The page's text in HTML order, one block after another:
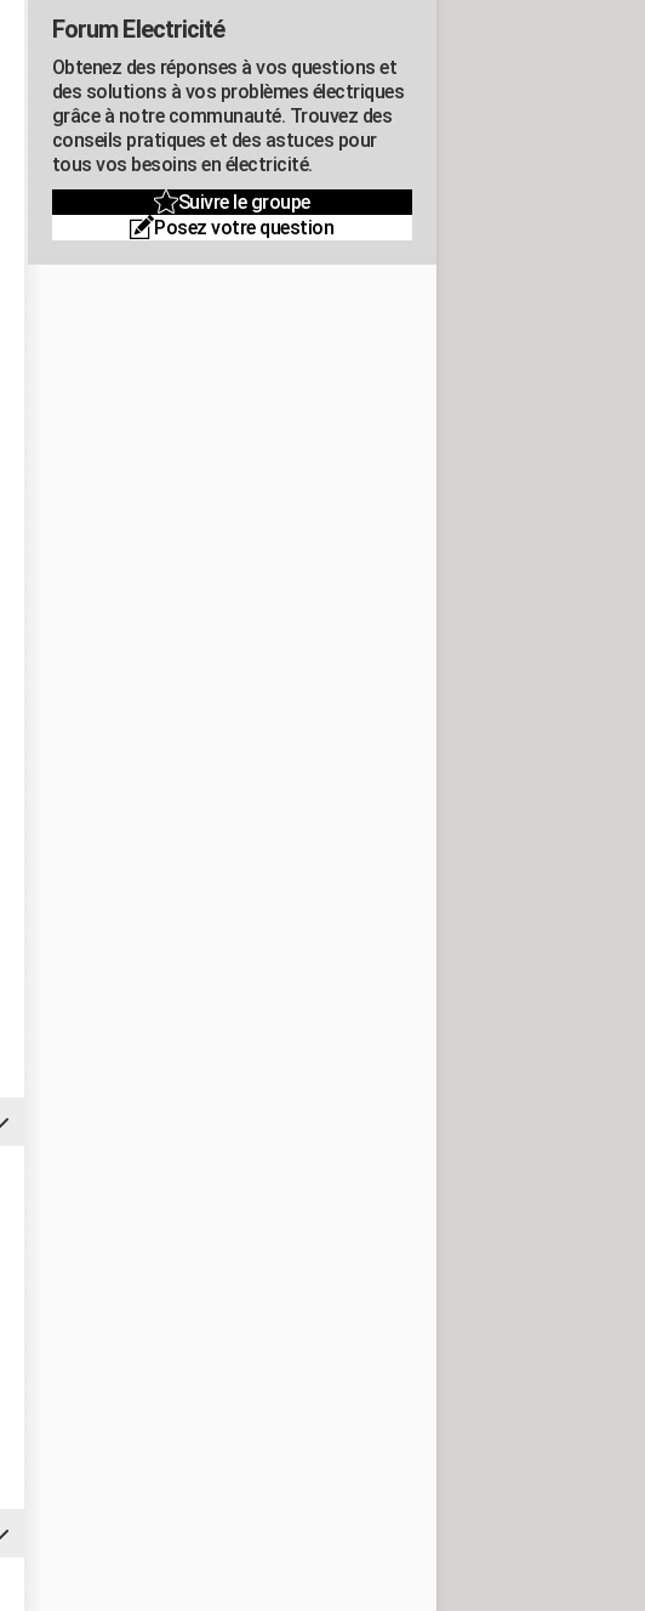
Forum Electricité
Obtenez des réponses à vos questions et
des solutions à vos problèmes électriques
grâce à notre communauté. Trouvez des
conseils pratiques et des astuces pour
tous vos besoins en électricité.
Suivre le groupe
Posez votre question